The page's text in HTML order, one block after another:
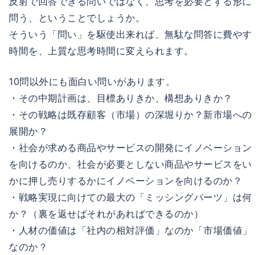
問う、ということでしょうか。
そういう「問い」を駆使出来れば、無駄な問答に費やす
時間を、上質な思考時間に変えられます。
10問以外にも面白い問いがあります。
・その中期計画は、目標ありきか、構想ありきか？
・その戦略は既存顧客（市場）の深堀りか？新市場への
展開か？
・社会が求める商品やサービスの開発にイノベーション
を向けるのか、社会が必要としない商品やサービスをい
かに押し売りするかにイノベーションを向けるのか？
・戦略実現に向けての最大の「ミッシングパーツ」は何
か？（裏を返せばそれがあればできるのか）
・人材の価値は「社内の相対評価」なのか「市場価値」
なのか？